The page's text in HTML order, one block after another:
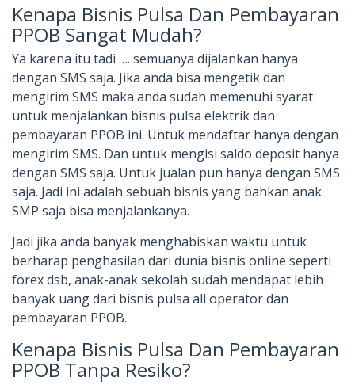
Kenapa Bisnis Pulsa Dan Pembayaran
PPOB Sangat Mudah?
Ya karena itu tadi …. semuanya dijalankan hanya
dengan SMS saja. Jika anda bisa mengetik dan
mengirim SMS maka anda sudah memenuhi syarat
untuk menjalankan bisnis pulsa elektrik dan
pembayaran PPOB ini. Untuk mendaftar hanya dengan
mengirim SMS. Dan untuk mengisi saldo deposit hanya
dengan SMS saja. Untuk jualan pun hanya dengan SMS
saja. Jadi ini adalah sebuah bisnis yang bahkan anak
SMP saja bisa menjalankanya.
Jadi jika anda banyak menghabiskan waktu untuk
berharap penghasilan dari dunia bisnis online seperti
forex dsb, anak-anak sekolah sudah mendapat lebih
banyak uang dari bisnis pulsa all operator dan
pembayaran PPOB.
Kenapa Bisnis Pulsa Dan Pembayaran
PPOB Tanpa Resiko?